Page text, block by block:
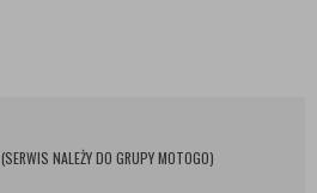
(SERWIS NALEŻY DO GRUPY MOTOGO)